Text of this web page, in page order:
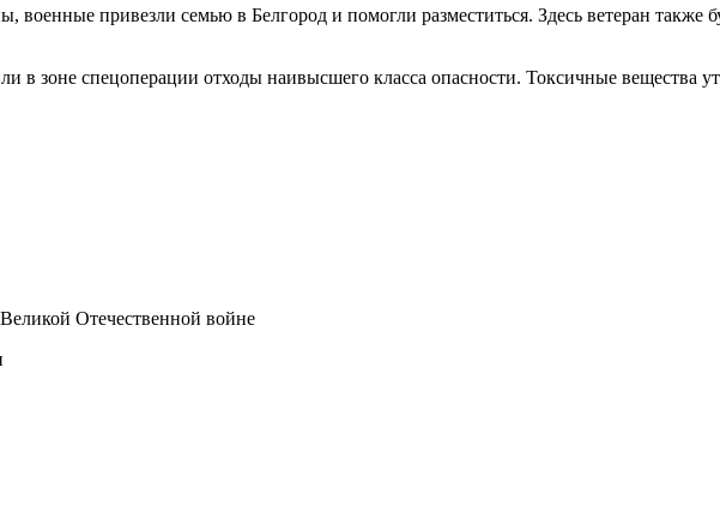
привезли семью в Белгород и помогли разместиться. Здесь ветеран также
в зоне спецоперации отходы наивысшего класса опасности. Токсичные вещества
Отечественной войне